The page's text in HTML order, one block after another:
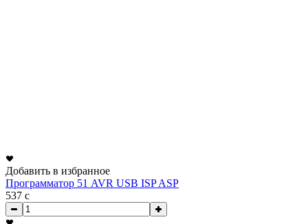
Добавить в избранное
Программатор 51 AVR USB ISP ASP
537 c